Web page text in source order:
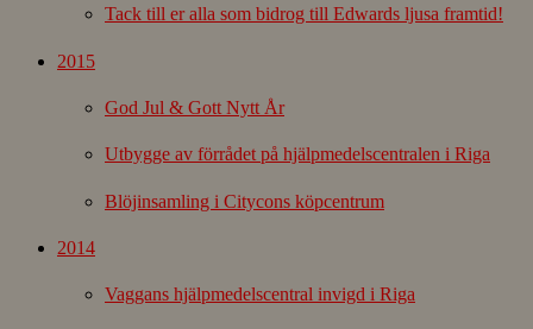
Tack till er alla som bidrog till Edwards ljusa framtid!
2015
God Jul & Gott Nytt År
Utbygge av förrådet på hjälpmedelscentralen i Riga
Blöjinsamling i Citycons köpcentrum
2014
Vaggans hjälpmedelscentral invigd i Riga